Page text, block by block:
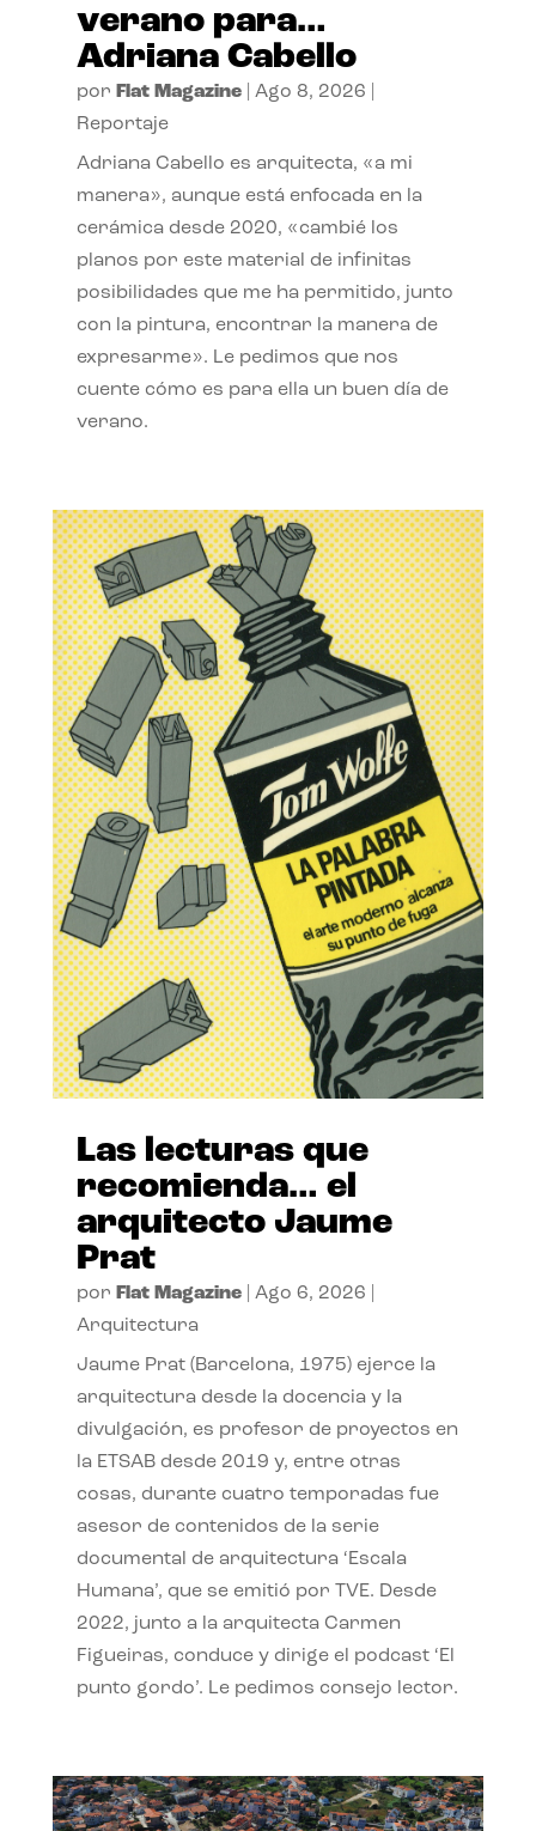
verano para…
Adriana Cabello
por Flat Magazine| Ago 8, 2026
Reportaje
Adriana Cabello es arquitecta, «a mi
manera», aunque está enfocada en la
cerámica desde 2020, «cambié los
planos por este material de infinitas
posibilidades que me ha permitido, junto
con la pintura, encontrar la manera de
expresarme». Le pedimos que nos
cuente cómo es para ella un buen día de
verano.
Las lecturas que
recomienda… el
arquitecto Jaume
Prat
por Flat Magazine| Ago 6, 2026
Arquitectura
Jaume Prat (Barcelona, 1975) ejerce la
arquitectura desde la docencia y la
divulgación, es profesor de proyectos en
la ETSAB desde 2019 y, entre otras
cosas, durante cuatro temporadas fue
asesor de contenidos de la serie
documental de arquitectura ‘Escala
Humana’, que se emitió por TVE. Desde
2022, junto a la arquitecta Carmen
Figueiras, conduce y dirige el podcast ‘El
punto gordo’. Le pedimos consejo lector.